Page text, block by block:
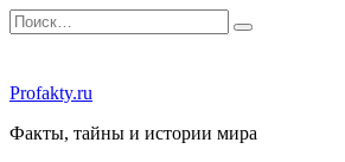
Перейти
к
Search
for:
Profakty.ru
Факты, тайны и истории мира